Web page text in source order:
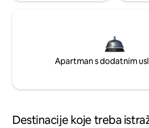
Apartman s dodatnim
Destinacije koje treba